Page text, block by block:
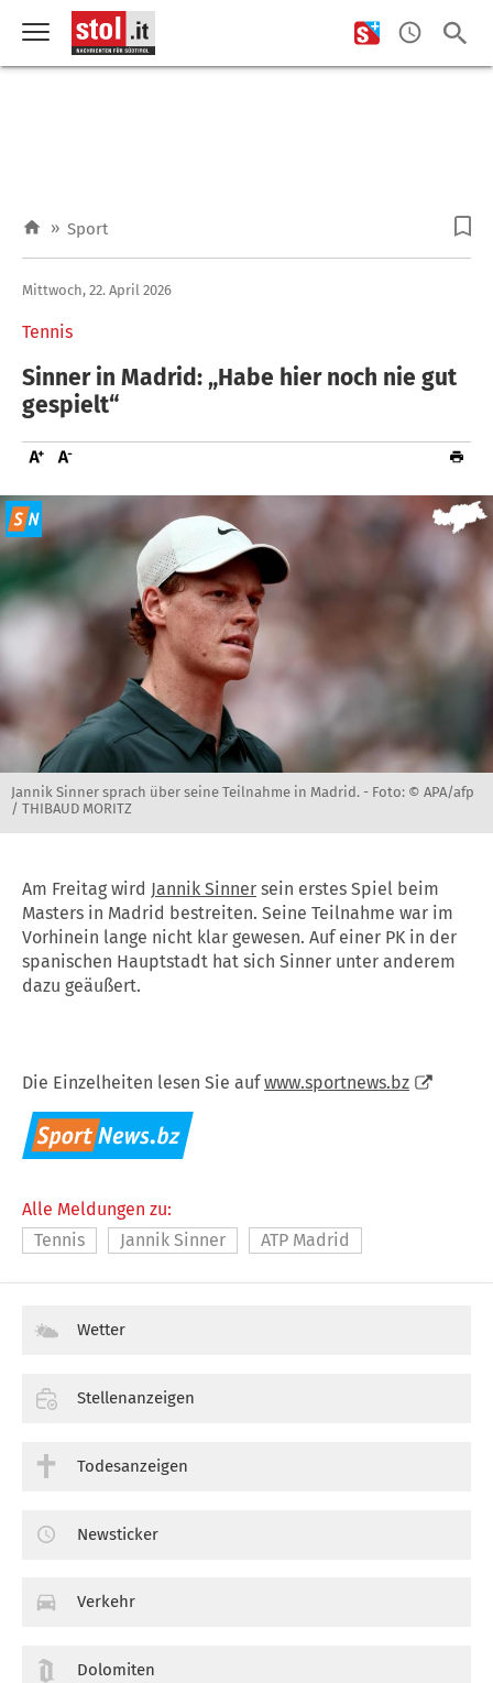
» Sport
Tennis
Mittwoch, 22. April 2026
Sinner in Madrid: „Habe hier noch nie gut
gespielt“
Jannik Sinner sprach über seine Teilnahme in Madrid. - Foto: © APA/afp
/ THIBAUD MORITZ
Am Freitag wird Jannik Sinner sein erstes Spiel beim
Masters in Madrid bestreiten. Seine Teilnahme war im
Vorhinein lange nicht klar gewesen. Auf einer PK in der
spanischen Hauptstadt hat sich Sinner unter anderem
dazu geäußert.
Die Einzelheiten lesen Sie aufwww.sportnews.bz
Alle Meldungen zu:
Tennis
Jannik Sinner ATP Madrid
Wetter
Stellenanzeigen
Todesanzeigen
Newsticker
Verkehr
Dolomiten